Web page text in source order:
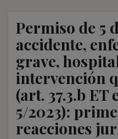
Permiso de 5
accidente,
grave,
intervención
(art. 37.3.b ET
5/2023):
reacciones